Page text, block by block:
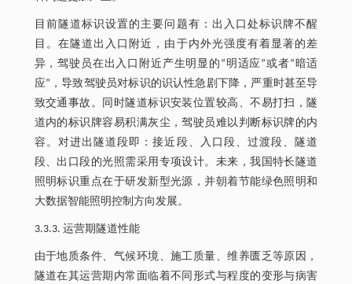
目前隧道标识设置的主要问题有：出入口处标识牌不醒
目。在隧道出入口附近，由于内外光强度有着显著的差
异，驾驶员在出入口附近产生明显的“明适应”或者“暗适
应”，导致驾驶员对标识的识认性急剧下降，严重时甚至导
致交通事故。同时隧道标识安装位置较高、不易打扫，隧
道内的标识牌容易积满灰尘，驾驶员难以判断标识牌的内
容。对进出隧道段即：接近段、入口段、过渡段、隧道
段、出口段的光照需采用专项设计。未来，我国特长隧道
照明标识重点在于研发新型光源，并朝着节能绿色照明和
大数据智能照明控制方向发展。
3.3.3. 运营期隧道性能
由于地质条件、气候环境、施工质量、维养匮乏等原因，
隧道在其运营期内常面临着不同形式与程度的变形与病害